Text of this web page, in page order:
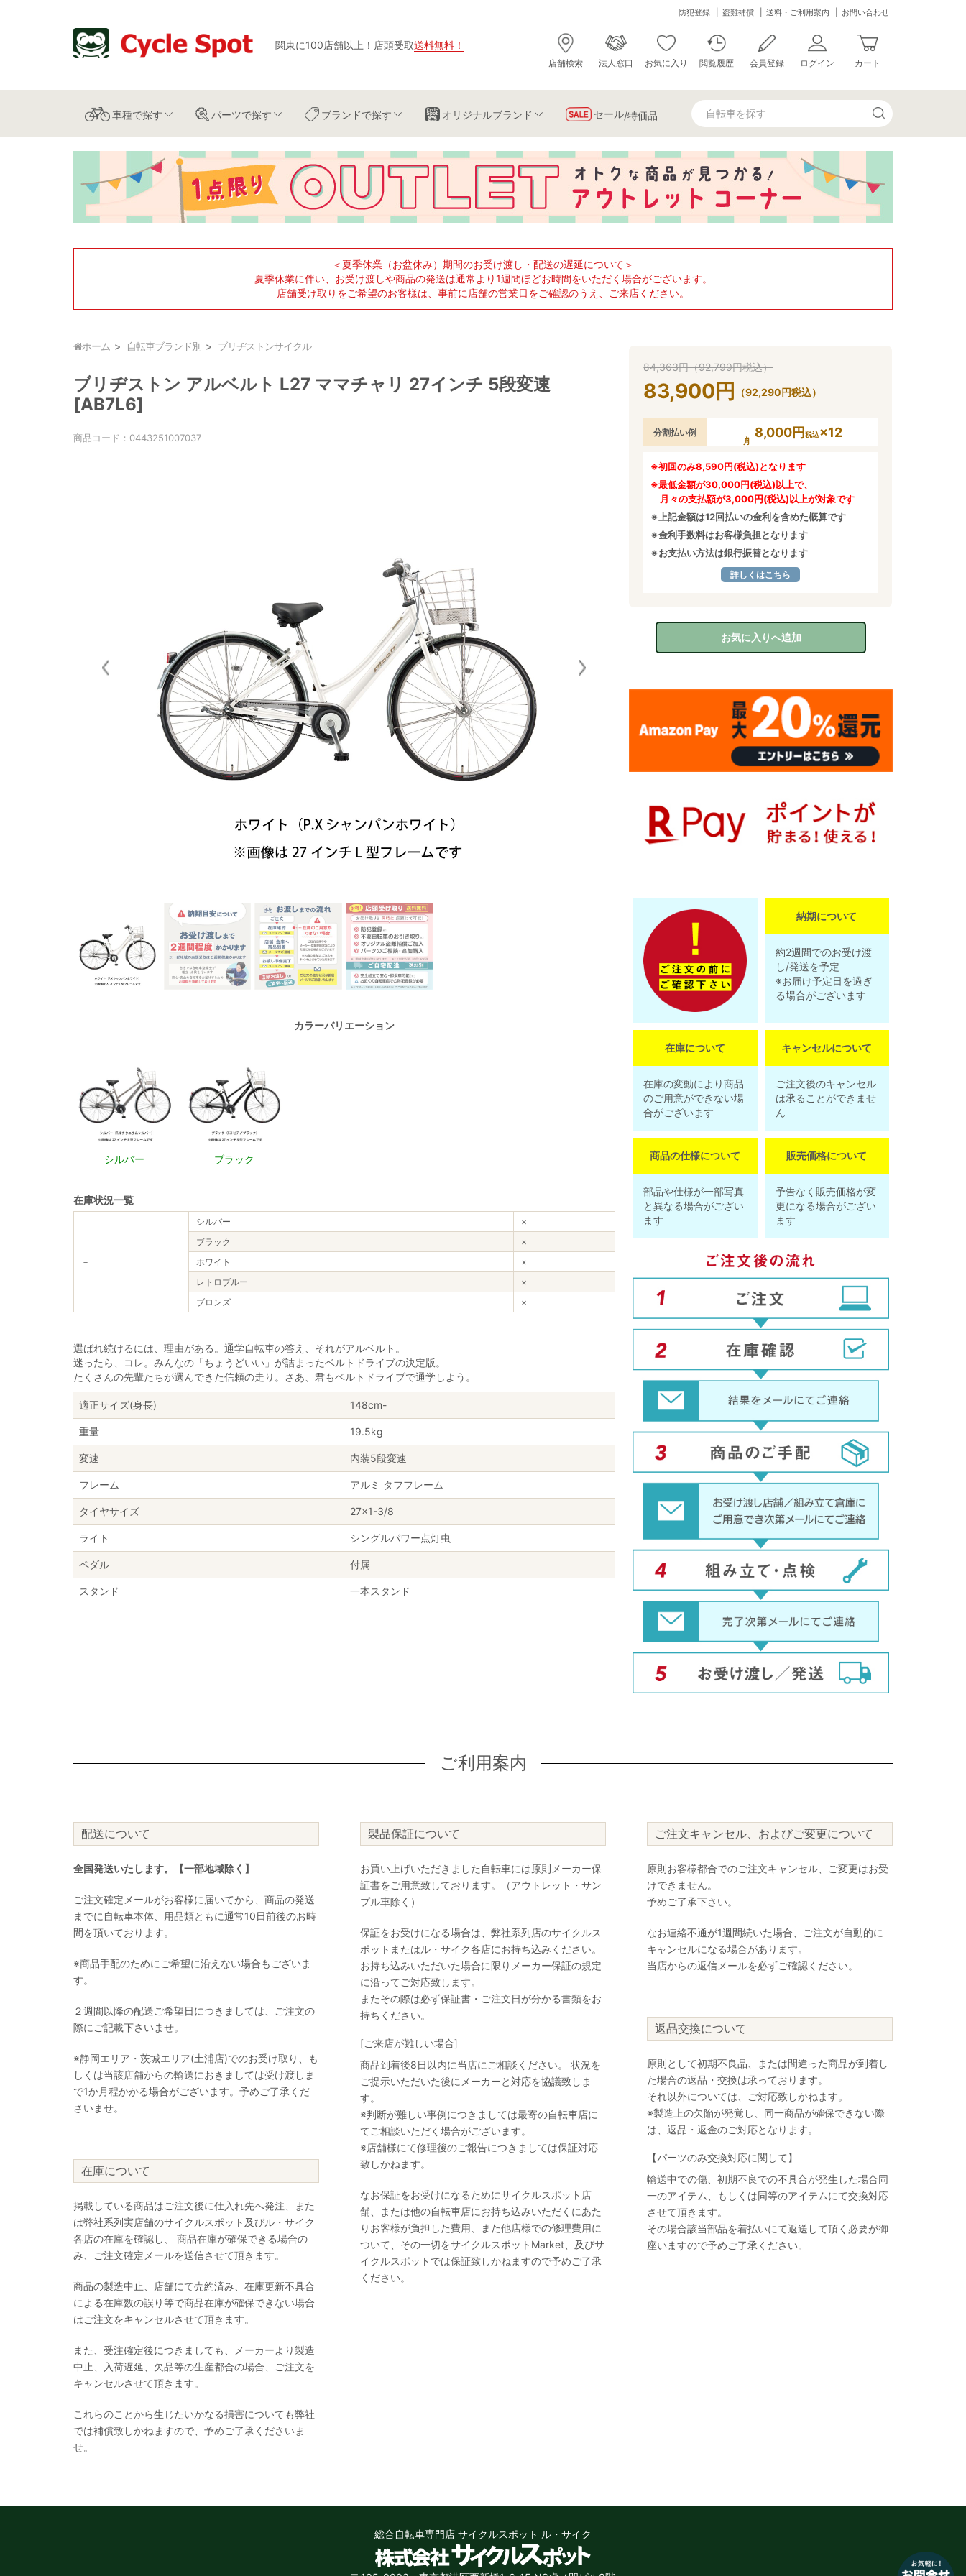
関東に100店舗以上 ！ 店頭受取送料無料 ！
防犯登録 盗難補償 送料・ご利用案内 お問い合わせ
店舗検索 法人窓口 お気に入り 閲覧履歴 会員登録 ログイン カート
車種で探す パーツで探す ブランドで探す オリジナルブランド セール/特価品
＜夏季休業（お盆休み）期間のお受け渡し・配送の遅延について＞
夏季休業に伴い、お受け渡しや商品の発送は通常より1週間ほどお時間をいただく場合がございます。
店舗受け取りをご希望のお客様は、事前に店舗の営業日をご確認のうえ、ご来店ください。
ホーム 自転車ブランド別 ブリヂストンサイクル
ブリヂストン アルベルト L27 ママチャリ 27インチ 5段変速
[AB7L6]
商品コード： 0443251007037
カラーバリエーション
シルバー ブラック
在庫状況一覧
－
シルバー
×
ブラック
×
ホワイト
×
レトロブルー
×
ブロンズ
×
選ばれ続けるには、理由がある。通学自転車の答え、それがアルベルト。
迷ったら、コレ。みんなの「ちょうどいい」が詰まったベルトドライブの決定版。
たくさんの先輩たちが選んできた信頼の走り。さあ、君もベルトドライブで通学しよう。
適正サイズ(身長) 148cm-
重量 19.5kg
変速 内装5段変速
フレーム アルミ タフフレーム
タイヤサイズ 27×1-3/8
ライト シングルパワー点灯虫
ペダル 付属
スタンド 一本スタンド
84,363円（92,799円税込）
83,900 円 （92,290円税込）
分割払い例 8,000円税込×12
※初回のみ8,590円(税込)となります
※最低金額が30,000円(税込)以上で、
月々の支払額が3,000円(税込)以上が対象です
※上記金額は12回払いの金利を含めた概算です
※金利手数料はお客様負担となります
※お支払い方法は銀行振替となります
詳しくはこちら
お気に入りへ追加
納期について
約2週間でのお受け渡
し/発送を予定
※お届け予定日を過ぎ
る場合がございます
在庫について
在庫の変動により商品
のご用意ができない場
合がございます
キャンセルについて
ご注文後のキャンセル
は承ることができませ
ん
商品の仕様について
部品や仕様が一部写真
と異なる場合がござい
ます
販売価格について
予告なく販売価格が変
更になる場合がござい
ます
ご利用案内
配送について
全国発送いたします。【一部地域除く】
ご注文確定メールがお客様に届いてから、商品の発送
までに自転車本体、用品類ともに通常10日前後のお時
間を頂いております。
※商品手配のためにご希望に沿えない場合もございま
す。
２週間以降の配送ご希望日につきましては、ご注文の
際にご記載下さいませ。
※静岡エリア・茨城エリア(土浦店)でのお受け取り、も
しくは当該店舗からの輸送におきましては受け渡しま
で1か月程かかる場合がございます。予めご了承くだ
さいませ。
在庫について
掲載している商品はご注文後に仕入れ先へ発注、また
は弊社系列実店舗のサイクルスポット及びル・サイク
各店の在庫を確認し、 商品在庫が確保できる場合の
み、ご注文確定メールを送信させて頂きます。
商品の製造中止、店舗にて売約済み、在庫更新不具合
による在庫数の誤り等で商品在庫が確保できない場合
はご注文をキャンセルさせて頂きます。
また、受注確定後につきましても、メーカーより製造
中止、入荷遅延、欠品等の生産都合の場合、ご注文を
キャンセルさせて頂きます。
これらのことから生じたいかなる損害についても弊社
では補償致しかねますので、予めご了承くださいま
せ。
製品保証について
お買い上げいただきました自転車には原則メーカー保
証書をご用意致しております。（アウトレット・サン
プル車除く）
保証をお受けになる場合は、弊社系列店のサイクルス
ポットまたはル・サイク各店にお持ち込みください。
お持ち込みいただいた場合に限りメーカー保証の規定
に沿ってご対応致します。
またその際は必ず保証書・ご注文日が分かる書類をお
持ちください。
[ご来店が難しい場合]
商品到着後8日以内に当店にご相談ください。 状況を
ご提示いただいた後にメーカーと対応を協議致しま
す。
※判断が難しい事例につきましては最寄の自転車店に
てご相談いただく場合がございます。
※店舗様にて修理後のご報告につきましては保証対応
致しかねます。
なお保証をお受けになるためにサイクルスポット店
舗、または他の自転車店にお持ち込みいただくにあた
りお客様が負担した費用、また他店様での修理費用に
ついて、その一切をサイクルスポットMarket、及びサ
イクルスポットでは保証致しかねますので予めご了承
ください。
ご注文キャンセル、およびご変更について
原則お客様都合でのご注文キャンセル、ご変更はお受
けできません。
予めご了承下さい。
なお連絡不通が1週間続いた場合、ご注文が自動的に
キャンセルになる場合があります。
当店からの返信メールを必ずご確認ください。
返品交換について
原則として初期不良品、または間違った商品が到着し
た場合の返品・交換は承っております。
それ以外については、ご対応致しかねます。
※製造上の欠陥が発覚し、同一商品が確保できない際
は、返品・返金のご対応となります。
【パーツのみ交換対応に関して】
輸送中での傷、初期不良での不具合が発生した場合同
一のアイテム、もしくは同等のアイテムにて交換対応
させて頂きます。
その場合該当部品を着払いにて返送して頂く必要が御
座いますので予めご了承ください。
総合自転車専門店 サイクルスポット ル・サイク